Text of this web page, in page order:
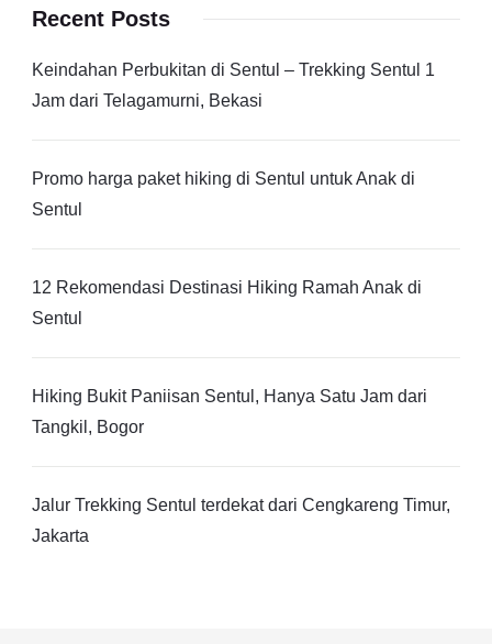
Recent Posts
Keindahan Perbukitan di Sentul – Trekking Sentul 1
Jam dari Telagamurni, Bekasi
Promo harga paket hiking di Sentul untuk Anak di
Sentul
12 Rekomendasi Destinasi Hiking Ramah Anak di
Sentul
Hiking Bukit Paniisan Sentul, Hanya Satu Jam dari
Tangkil, Bogor
Jalur Trekking Sentul terdekat dari Cengkareng Timur,
Jakarta